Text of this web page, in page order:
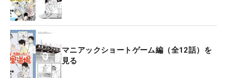
マニアックショートゲーム編（全12話）を
見る